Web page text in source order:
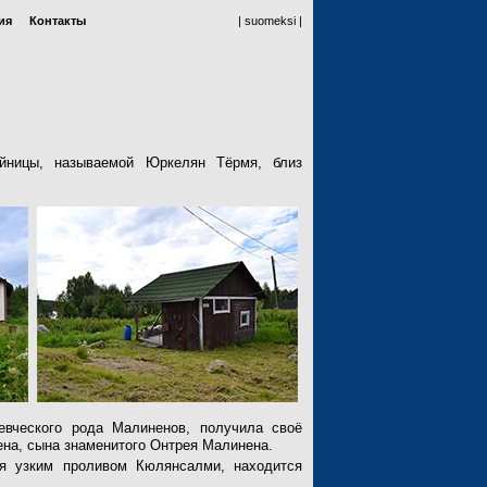
Контакты | suomeksi |
называемой Юркелян Тёрмя, близ
рода Малиненов, получила своё
сына знаменитого Онтрея Малинена.
узким проливом Кюлянсалми, находится